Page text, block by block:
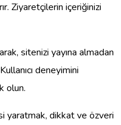
Ziyaretçilerin içeriğinizi
sitenizi yayına almadan
deneyimini
olun.
yaratmak, dikkat ve özveri